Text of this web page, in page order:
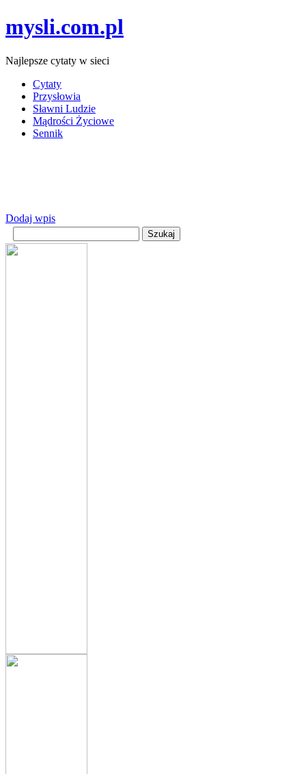
mysli.com.pl
Najlepsze cytaty w sieci
Cytaty
Przysłowia
Sławni Ludzie
Mądrości Życiowe
Sennik
Dodaj wpis